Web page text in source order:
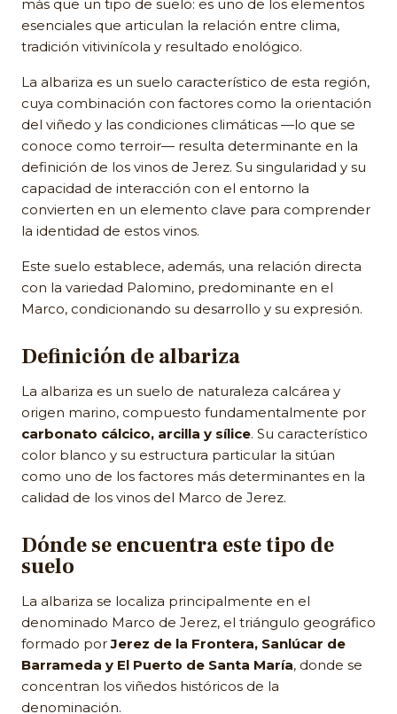
más que un tipo de suelo: es uno de los elementos
esenciales que articulan la relación entre clima,
tradición vitivinícola y resultado enológico.
La albariza es un suelo característico de esta región,
cuya combinación con factores como la orientación
del viñedo y las condiciones climáticas —lo que se
conoce como terroir— resulta determinante en la
definición de los vinos de Jerez. Su singularidad y su
capacidad de interacción con el entorno la
convierten en un elemento clave para comprender
la identidad de estos vinos.
Este suelo establece, además, una relación directa
con la variedad Palomino, predominante en el
Marco, condicionando su desarrollo y su expresión.
Definición de albariza
La albariza es un suelo de naturaleza calcárea y
origen marino, compuesto fundamentalmente por
carbonato cálcico, arcilla y sílice. Su característico
color blanco y su estructura particular la sitúan
como uno de los factores más determinantes en la
calidad de los vinos del Marco de Jerez.
Dónde se encuentra este tipo de
suelo
La albariza se localiza principalmente en el
denominado Marco de Jerez, el triángulo geográfico
formado porJerez de la Frontera, Sanlúcar de
Barrameda y El Puerto de Santa María, donde se
concentran los viñedos históricos de la
denominación.